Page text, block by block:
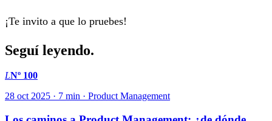
¡Te invito a que lo pruebes!
Seguí leyendo.
LNº 100
28 oct 2025 · 7 min · Product Management